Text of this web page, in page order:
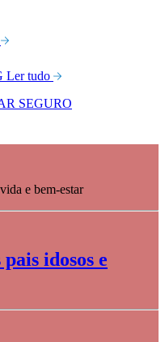
Ler tudo
SEGURO
e bem-estar
idosos e